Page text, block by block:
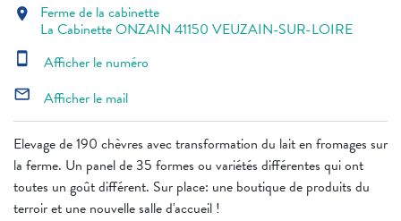
Elevage de 190 chèvres avec transformation du lait en fromages sur
la ferme. Un panel de 35 formes ou variétés différentes qui ont
toutes un goût différent. Sur place: une boutique de produits du
terroir et une nouvelle salle d'accueil !
location_on Ferme de la cabinette
La Cabinette ONZAIN 41150 VEUZAIN-SUR-LOIRE
smartphone Afficher le numéro
mail_outline Afficher le mail